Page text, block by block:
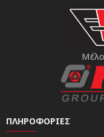
ΠΛΗΡΟΦΟΡΊΕΣ